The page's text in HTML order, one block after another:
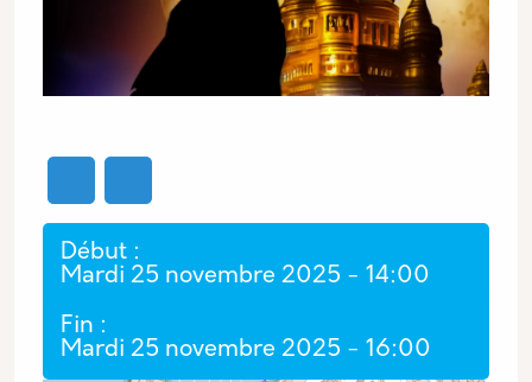
Début
Mardi 25 novembre 2025 - 14:00
Fin
Mardi 25 novembre 2025 - 16:00